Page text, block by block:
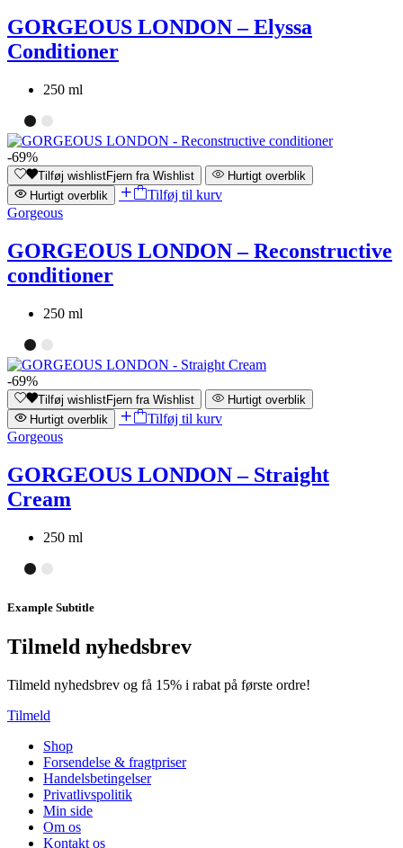
GORGEOUS LONDON – Elyssa
Conditioner
250 ml
-69%
Tilføj wishlistFjern fra Wishlist
Hurtigt overblik
Hurtigt overblik
Tilføj til kurv
Gorgeous
GORGEOUS LONDON – Reconstructive
conditioner
250 ml
-69%
Tilføj wishlistFjern fra Wishlist
Hurtigt overblik
Hurtigt overblik
Tilføj til kurv
Gorgeous
GORGEOUS LONDON – Straight
Cream
250 ml
Example Subtitle
Tilmeld nyhedsbrev
Tilmeld nyhedsbrev og få 15% i rabat på første ordre!
Tilmeld
Shop
Forsendelse & fragtpriser
Handelsbetingelser
Privatlivspolitik
Min side
Om os
Kontakt os